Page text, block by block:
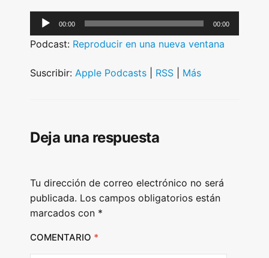
u
i
a
r
00:00 00:00
Podcast: Reproducir en una nueva ventana
Suscribir: Apple Podcasts RSS Más
Deja una respuesta
Tu dirección de correo electrónico no será
publicada. Los campos obligatorios están
marcados con *
COMENTARIO *